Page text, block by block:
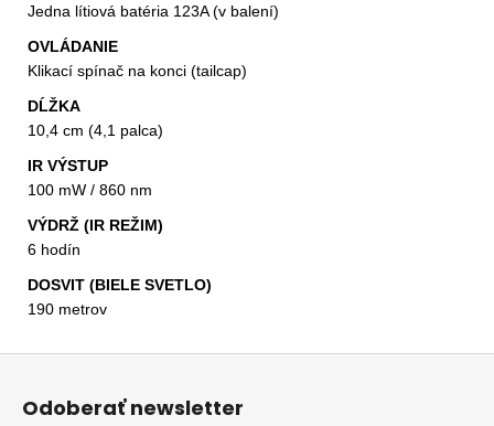
Jedna lítiová batéria 123A (v balení)
OVLÁDANIE
Klikací spínač na konci (tailcap)
DĹŽKA
10,4 cm (4,1 palca)
IR VÝSTUP
100 mW / 860 nm
VÝDRŽ (IR REŽIM)
6 hodín
DOSVIT (BIELE SVETLO)
190 metrov
Z
Odoberať newsletter